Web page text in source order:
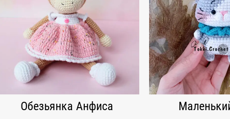
Обезьянка Анфиса